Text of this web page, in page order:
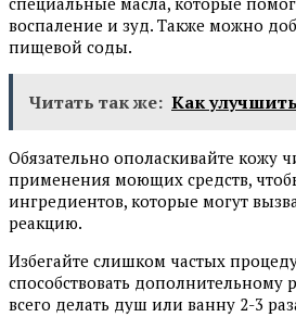
воспаление и зуд. Также можно
пищевой соды.
Читать так же: Как
Обязательно ополаскивайте кожу
применения моющих средств,
ингредиентов, которые могут
реакцию.
Избегайте слишком частых
способствовать
всего делать душ или ванну 2-3